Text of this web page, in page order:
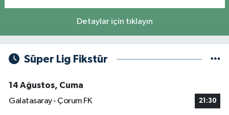
Detaylar için tıklayın
Süper Lig Fikstür
14 Ağustos, Cuma
Galatasaray - Çorum FK
21:30